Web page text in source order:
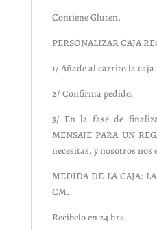
Contiene Gluten.
PERSONALIZAR CAJA
1/ Añade al carrito la caja
2/ Confirma pedido.
3/ En la fase de
MENSAJE PARA UN
necesitas, y nosotros nos
MEDIDA DE LA CAJA:
CM.
Recíbelo en 24 hrs